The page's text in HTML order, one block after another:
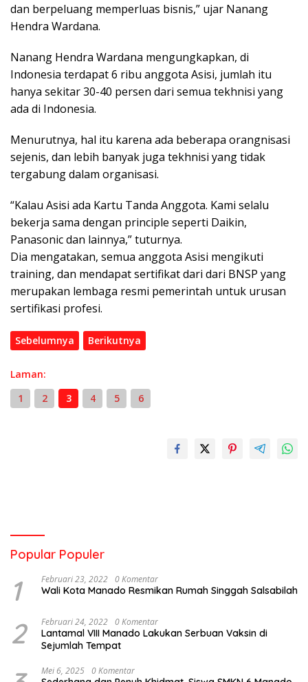
dan berpeluang memperluas bisnis,” ujar Nanang
Hendra Wardana.
Nanang Hendra Wardana mengungkapkan, di
Indonesia terdapat 6 ribu anggota Asisi, jumlah itu
hanya sekitar 30-40 persen dari semua tekhnisi yang
ada di Indonesia.
Menurutnya, hal itu karena ada beberapa orangnisasi
sejenis, dan lebih banyak juga tekhnisi yang tidak
tergabung dalam organisasi.
“Kalau Asisi ada Kartu Tanda Anggota. Kami selalu
bekerja sama dengan principle seperti Daikin,
Panasonic dan lainnya,” tuturnya.
Dia mengatakan, semua anggota Asisi mengikuti
training, dan mendapat sertifikat dari dari BNSP yang
merupakan lembaga resmi pemerintah untuk urusan
sertifikasi profesi.
Sebelumnya Berikutnya
Laman:
1
2 3 4 5 6
Popular Populer
1 Februari 23, 2022 0 Komentar
Wali Kota Manado Resmikan Rumah Singgah Salsabilah
2 Februari 24, 2022 0 Komentar
Lantamal VIII Manado Lakukan Serbuan Vaksin di
Sejumlah Tempat
Mei 6, 2025 0 Komentar